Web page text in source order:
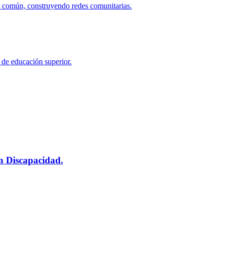
construyendo redes comunitarias.
educación superior.
Discapacidad.